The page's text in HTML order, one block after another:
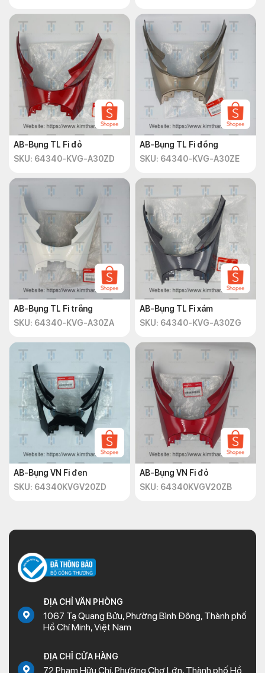
AB-Bụng TL Fi đỏ
SKU: 64340-KVG-A30ZD
AB-Bụng TL Fi đồng
SKU: 64340-KVG-A30ZE
AB-Bụng TL Fi trắng
SKU: 64340-KVG-A30ZA
AB-Bụng TL Fi xám
SKU: 64340-KVG-A30ZG
AB-Bụng VN Fi đen
SKU: 64340KVGV20ZD
AB-Bụng VN Fi đỏ
SKU: 64340KVGV20ZB
ĐỊA CHỈ VĂN PHÒNG
1067 Tạ Quang Bửu, Phường Bình Đông, Thành phố
Hồ Chí Minh, Việt Nam
ĐỊA CHỈ CỬA HÀNG
72 Phạm Hữu Chí, Phường Chợ Lớn, Thành phố Hồ